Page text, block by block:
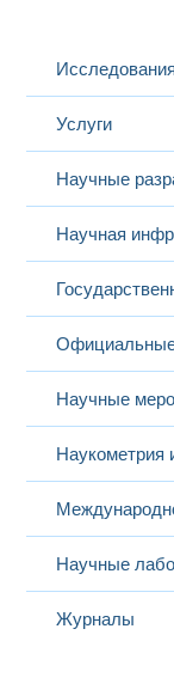
Услуги
Научные
Научная
Научные
Наукометрия
Научные
Журналы